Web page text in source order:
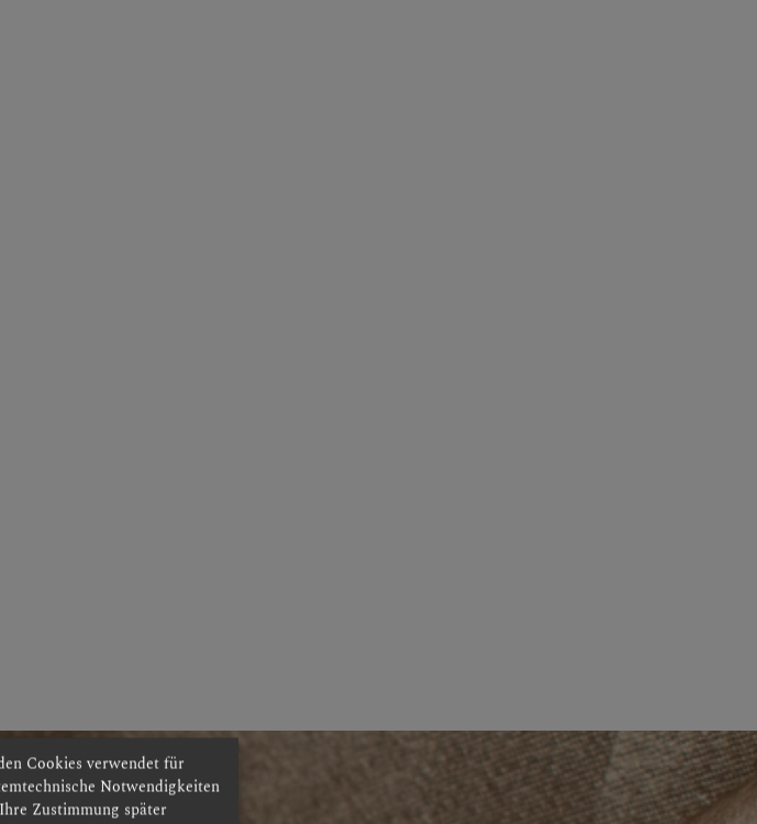
Cookies verwendet für
Notwendigkeiten
Zustimmung später